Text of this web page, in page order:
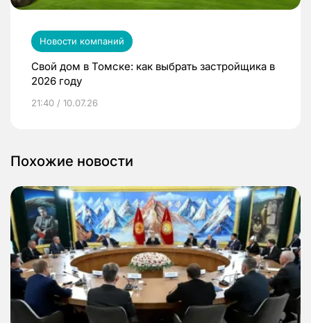
Новости компаний
Свой дом в Томске: как выбрать застройщика в
2026 году
21:40 / 10.07.26
Похожие новости